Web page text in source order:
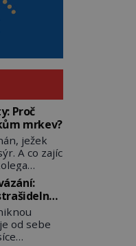
Proč
mrkev?
ježek
A co zajíc
Proč
o
spíš
doma
dát
dál mate i
od sebe